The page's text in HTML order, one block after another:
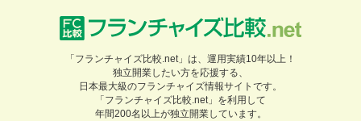
「フランチャイズ比較.net」は、運用実績10年以上！
独立開業したい方を応援する、
日本最大級のフランチャイズ情報サイトです。
「フランチャイズ比較.net」を利用して
年間200名以上が独立開業しています。